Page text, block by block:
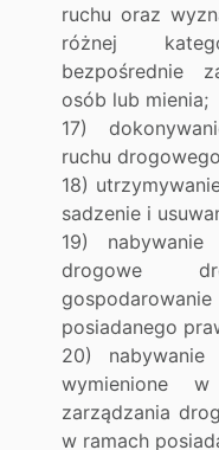
ruchu oraz
różnej
bezpośrednie
osób lub mienia;
17)
ruchu
18)
sadzenie i
19)
drogowe
posiadanego
20) nabywanie
wymienione
zarządzania
w ramach